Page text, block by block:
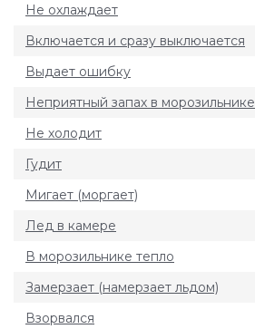
Не охлаждает
Включается и сразу выключается
Выдает ошибку
Неприятный запах в морозильнике
Не холодит
Гудит
Мигает (моргает)
Лед в камере
В морозильнике тепло
Замерзает (намерзает льдом)
Взорвался